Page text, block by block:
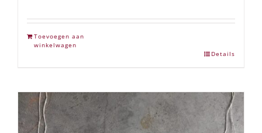
Toevoegen aan
winkelwagen
Details